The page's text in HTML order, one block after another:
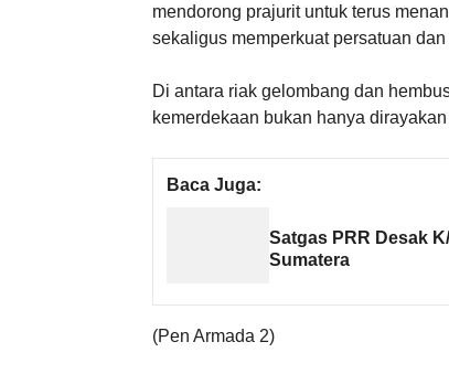
mendorong prajurit untuk terus
sekaligus memperkuat persatuan
Di antara riak gelombang dan
kemerdekaan bukan hanya
Baca Juga:
Satgas PRR Desak
Sumatera
(Pen Armada 2)